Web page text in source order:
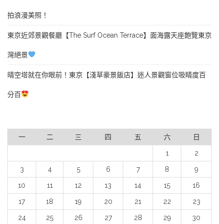
拍浪漫美照！
東京近郊景觀餐廳【The Surf Ocean Terrace】面海露天座飽覽東京
灣絕景
晴空塔就在你眼前！東京【淺草豪景飯店】迷人景觀窗位吸睛度百
分百
一 二 三 四 五 六 日
1 2
3 4 5 6 7 8 9
10 11 12 13 14 15 16
17 18 19 20 21 22 23
24 25 26 27 28 29 30